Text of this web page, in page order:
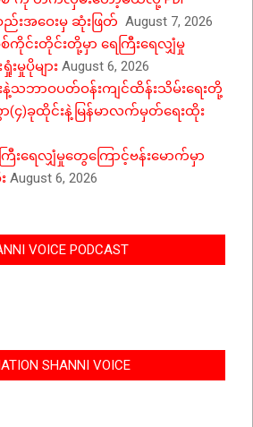
ည်းအဝေးမှ ဆုံးဖြတ် August 7, 2026
ကိုင်းတိုင်းတို့မှာ ရေကြီးရေလျှံမှု
မှုပိုများ August 6, 2026
သဘာဝပတ်ဝန်းကျင်ထိန်းသိမ်းရေးတို့
(၄)ခုထိုင်းနဲ့မြန်မာလက်မှတ်ရေးထိုး
ြီးရေလျှံမှုတွေကြောင့်ဗန်းမောက်မှာ
August 6, 2026
VOICE PODCAST
SHANNI VOICE